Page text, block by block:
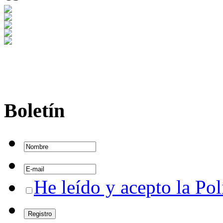
Boletín
He leído y acepto la